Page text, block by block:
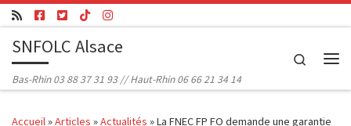
Passer au contenu
SNFOLC Alsace
Bas-Rhin 03 88 37 31 93 // Haut-Rhin 06 66 21 34 14
Search
Accueil»Articles »Actualités »La FNEC FP FO demande une garantie